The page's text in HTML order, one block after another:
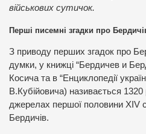
військових сутичок.
Перші писемні згадки про
З приводу перших згадок про
думки, у книжці “Бердичев и
Косича та в “Енциклопедії
В.Кубійовича) називається
джерелах першої половини XIV
Бердичів.